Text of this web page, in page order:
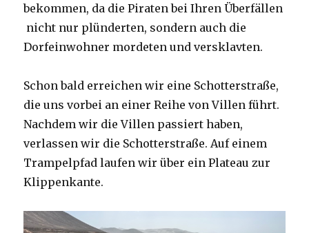
bekommen, da die Piraten bei Ihren Überfällen
nicht nur plünderten, sondern auch die
Dorfeinwohner mordeten und versklavten.
Schon bald erreichen wir eine Schotterstraße,
die uns vorbei an einer Reihe von Villen führt.
Nachdem wir die Villen passiert haben,
verlassen wir die Schotterstraße. Auf einem
Trampelpfad laufen wir über ein Plateau zur
Klippenkante.